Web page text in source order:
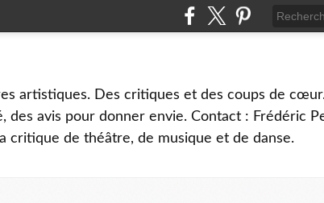
artistiques. Des critiques et des coups de
des avis pour donner envie. Contact : Frédéric
critique de théâtre, de musique et de danse.